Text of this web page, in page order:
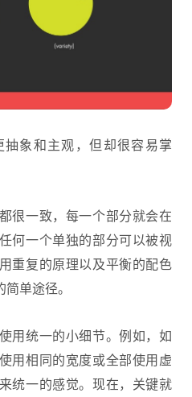
象和主观，但却很容易掌
很一致，每一个部分就会在
何一个单独的部分可以被视
重复的原理以及平衡的配色
单途径。
用统一的小细节。例如，如
用相同的宽度或全部使用虚
统一的感觉。现在，关键就